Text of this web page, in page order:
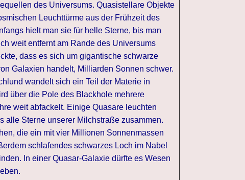
des Universums. Quasistellare Objekte
Leuchttürme aus der Frühzeit des
hielt man sie für helle Sterne, bis man
weit entfernt am Rande des Universums
dass es sich um gigantische schwarze
Galaxien handelt, Milliarden Sonnen schwer.
wandelt sich ein Teil der Materie in
über die Pole des Blackhole mehrere
weit abfackelt. Einige Quasare leuchten
alle Sterne unserer Milchstraße zusammen.
die ein mit vier Millionen Sonnenmassen
schlafendes schwarzes Loch im Nabel
In einer Quasar-Galaxie dürfte es Wesen